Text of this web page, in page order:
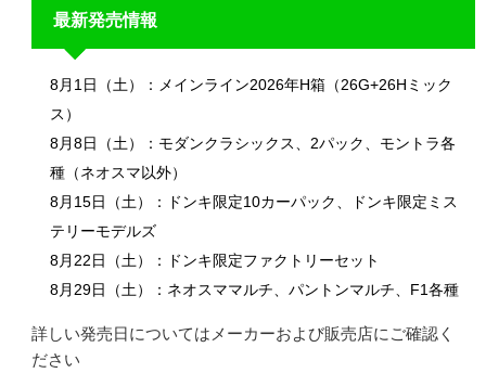
最新発売情報
8月1日（土）：メインライン2026年H箱（26G+26Hミック
ス）
8月8日（土）：モダンクラシックス、2パック、モントラ各
種（ネオスマ以外）
8月15日（土）：ドンキ限定10カーパック、ドンキ限定ミス
テリーモデルズ
8月22日（土）：ドンキ限定ファクトリーセット
8月29日（土）：ネオスママルチ、パントンマルチ、F1各種
詳しい発売日についてはメーカーおよび販売店にご確認く
ださい